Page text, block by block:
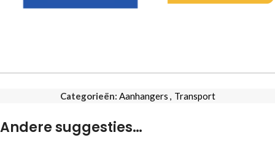
Categorieën: Aanhangers , Transport
Andere suggesties…